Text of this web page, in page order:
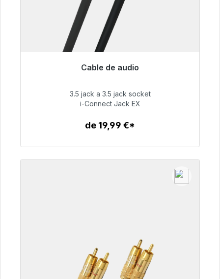
Cable de audio
Listo para envío inmediato, plazo de entrega
51,99 €
3.5 jack a 3.5 jack socket
i-Connect Jack EX
de 19,99 €*